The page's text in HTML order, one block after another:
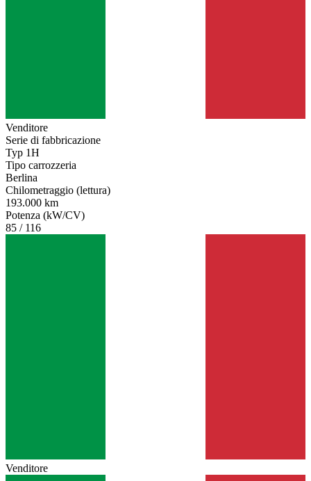
Venditore
Serie di fabbricazione
Typ 1H
Tipo carrozzeria
Berlina
Chilometraggio (lettura)
193.000 km
Potenza (kW/CV)
85 / 116
Venditore